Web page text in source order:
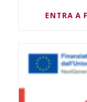
ENTRA A